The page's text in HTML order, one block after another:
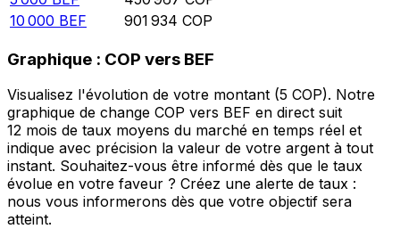
10 000 BEF 901 934 COP
Graphique : COP vers BEF
Visualisez l'évolution de votre montant (5 COP). Notre
graphique de change COP vers BEF en direct suit
12 mois de taux moyens du marché en temps réel et
indique avec précision la valeur de votre argent à tout
instant. Souhaitez-vous être informé dès que le taux
évolue en votre faveur ? Créez une alerte de taux :
nous vous informerons dès que votre objectif sera
atteint.